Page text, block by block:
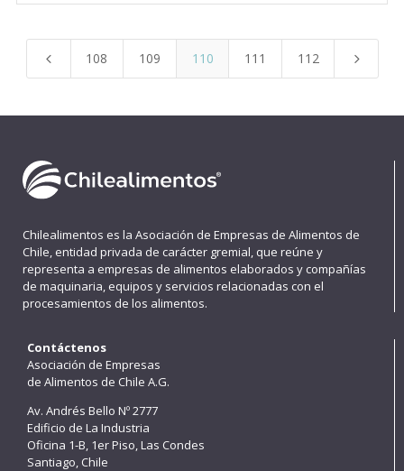
4 108 109 110 111 112 5
Chilealimentos es la Asociación de Empresas de Alimentos de
Chile, entidad privada de carácter gremial, que reúne y
representa a empresas de alimentos elaborados y compañías
de maquinaria, equipos y servicios relacionadas con el
procesamientos de los alimentos.
Contáctenos
Asociación de Empresas
de Alimentos de Chile A.G.
Av. Andrés Bello Nº 2777
Edificio de La Industria
Oficina 1-B, 1er Piso, Las Condes
Santiago, Chile